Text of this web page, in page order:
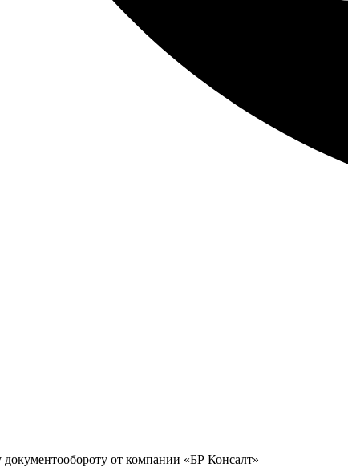
от компании «БР Консалт»